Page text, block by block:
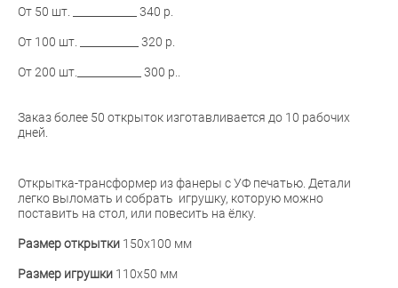
От 50 шт. ____________ 340 р.
От 100 шт. ___________ 320 р.
От 200 шт.____________ 300 р..
Заказ более 50 открыток изготавливается до 10 рабочих
дней.
Открытка-трансформер из фанеры c УФ печатью. Детали
легко выломать и собрать игрушку, которую можно
поставить на стол, или повесить на ёлку.
Размер открытки 150х100 мм
Размер игрушки 110х50 мм